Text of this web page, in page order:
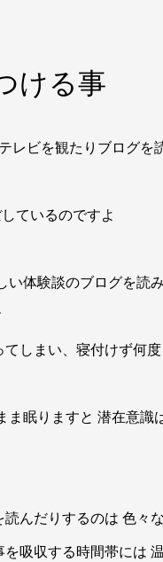
ける事
レビを観たりブログを
ているのですよ
体験談のブログを読
しまい、寝付けず何
ま眠りますと 潜在意
んだりするのは 色々
吸収する時間帯には